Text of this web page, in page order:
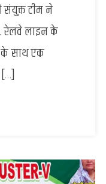
टीम ने
रेलवे लाइन के
के साथ एक
[…]